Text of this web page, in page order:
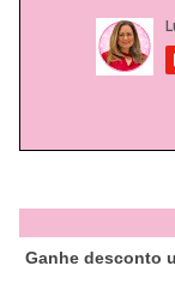
Ganhe desconto